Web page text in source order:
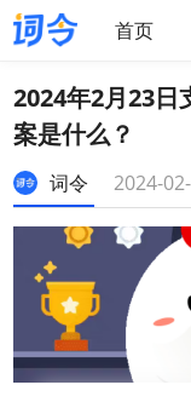
首页
2024年2月23日
案是什么？
词令 2024-